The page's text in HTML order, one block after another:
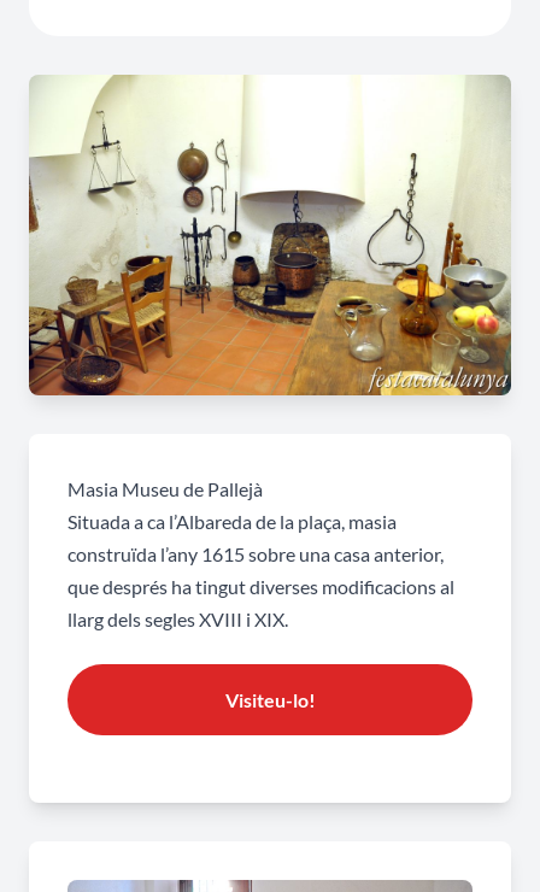
Masia Museu de Pallejà
Situada a ca l’Albareda de la plaça, masia
construïda l’any 1615 sobre una casa anterior,
que després ha tingut diverses modificacions al
llarg dels segles XVIII i XIX.
Visiteu-lo!